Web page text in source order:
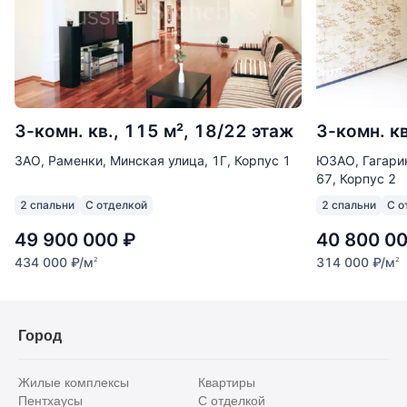
3-комн. кв., 115 м², 18/22 этаж
ЗАО, Раменки, Минская улица, 1Г, Корпус 1
2 спальни С отделкой
49 900 000 ₽
434 000 ₽/м2
3-комн.
ЮЗАО,
67, Корпус 2
2 спальни С
40 800
314 000 ₽/м2
Город
Жилые комплексы
Квартиры
Пентхаусы
С отделкой